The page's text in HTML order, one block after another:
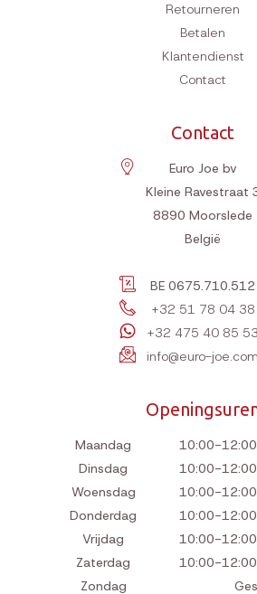
Retourneren
Betalen
Klantendienst
Contact
Contact
Euro Joe bv
Kleine Ravestraat
8890 Moorslede
België
BE 0675.710.512
+32 51 78 04 38
+32 475 40 85 53
info@euro-joe.com
Maandag
10:00-
Dinsdag
10:00-
Woensdag
10:00-
Donderdag
10:00-
Vrijdag
10:00-
Zaterdag
10:00-
Zondag